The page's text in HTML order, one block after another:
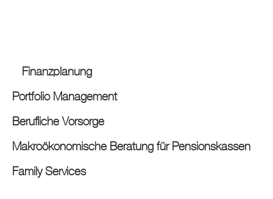
Finanzplanung
Portfolio Management
Berufliche Vorsorge
Makroökonomische Beratung für Pensionskassen
Family Services